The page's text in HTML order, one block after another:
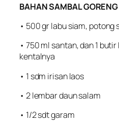
BAHAN SAMBAL
• 500 gr labu siam,
• 750 ml santan, dan 1
kentalnya
• 1 sdm irisan laos
• 2 lembar daun salam
• 1/2 sdt garam